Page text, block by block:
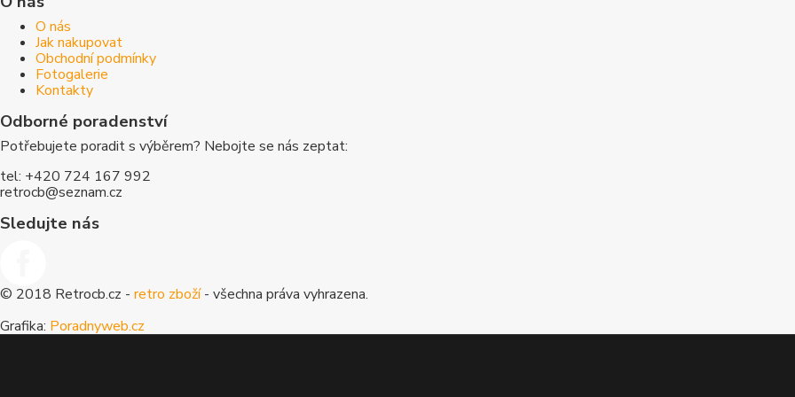
O nás
Jak nakupovat
Obchodní podmínky
Fotogalerie
Kontakty
Odborné poradenství
Potřebujete poradit s výběrem? Nebojte se nás zeptat:
tel: +420 724 167 992
retrocb@seznam.cz
Sledujte nás
© 2018 Retrocb.cz - retro zboží- všechna práva vyhrazena.
Grafika: Poradnyweb.cz